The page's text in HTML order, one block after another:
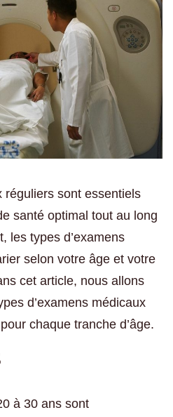
réguliers sont essentiels
santé optimal tout au long
les types d’examens
selon votre âge et votre
cet article, nous allons
d’examens médicaux
chaque tranche d’âge.
à 30 ans sont